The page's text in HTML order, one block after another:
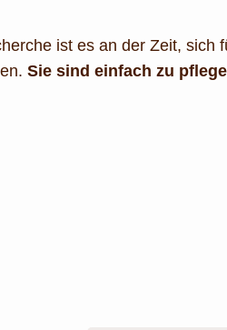
ist es an der Zeit,
Sie sind einfach zu